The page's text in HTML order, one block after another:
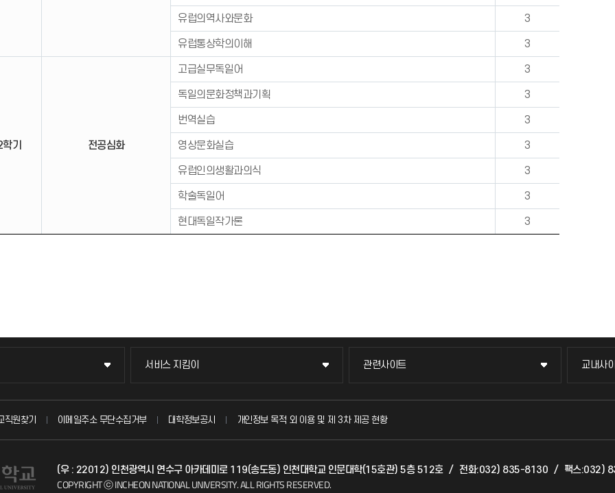
유럽의역사와문화 3
유럽통상학의이해 3
기 전공심화
고급실무독일어 3
독일의문화정책과기획 3
번역실습 3
영상문화실습 3
유럽인의생활과의식 3
학술독일어 3
현대독일작가론 3
서비스 지킴이
서비스 지킴이
묻고 답하기
자주 묻는 질문(FAQ)
관련사이트
관련사이트
국방헬프콜
산학협력단
교내사
교내사
교수회
국제교
직원찾기 이메일주소 무단수집거부 대학정보공시 개인정보 목적 외 이용 및 제 3차 제공 현황
(우 : 22012) 인천광역시 연수구 아카데미로 119(송도동) 인천대학교 인문대학(15호관) 5층 512호 / 전화:032) 835-8130 / 팩스:032)
COPYRIGHT ⓒ INCHEON NATIONAL UNIVERSITY.ALL RIGHTS RESERVED.